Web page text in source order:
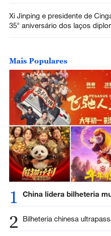
Xi Jinping e presidente de
35° aniversário dos laços
Mais Populares
1 China lidera bilheteria
2 Bilheteria chinesa